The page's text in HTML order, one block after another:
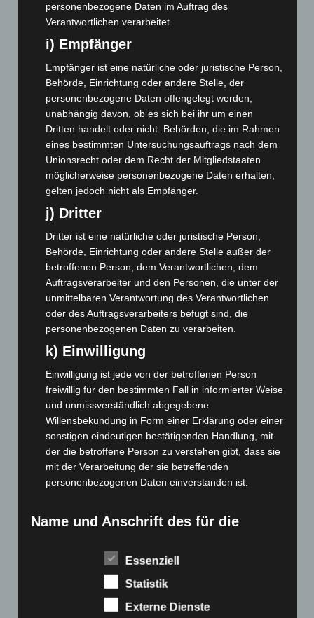
Mai 2023(139)
März 2023
(174)
Februar 2023(154)
Januar 2023(140)
Dezember 2022(130)
November 2022
(167)
Oktober 2022(166)
September 2022(205)
Juli 2022(133)
Juni 2022(167)
Mai 2022(177)
April 2022(198)
März 2022 (221)
Februar 2022(189)
Januar 2022(190)
Dezember 2021(204)
November 2021 (215)
Oktober 2021(171)
September 2021(180)
August 2021(154)
Juli 2021 (213)
Mai 2021(200)
personenbezogene Daten im Auftrag des
Verantwortlichen verarbeitet.
i) Empfänger
Empfänger ist eine natürliche oder juristische Person,
Behörde, Einrichtung oder andere Stelle, der
personenbezogene Daten offengelegt werden,
unabhängig davon, ob es sich bei ihr um einen
Dritten handelt oder nicht. Behörden, die im Rahmen
eines bestimmten Untersuchungsauftrags nach dem
Unionsrecht oder dem Recht der Mitgliedstaaten
möglicherweise personenbezogene Daten erhalten,
gelten jedoch nicht als Empfänger.
j) Dritter
Dritter ist eine natürliche oder juristische Person,
Behörde, Einrichtung oder andere Stelle außer der
betroffenen Person, dem Verantwortlichen, dem
Auftragsverarbeiter und den Personen, die unter der
unmittelbaren Verantwortung des Verantwortlichen
oder des Auftragsverarbeiters befugt sind, die
personenbezogenen Daten zu verarbeiten.
k) Einwilligung
Einwilligung ist jede von der betroffenen Person
freiwillig für den bestimmten Fall in informierter Weise
und unmissverständlich abgegebene
Willensbekundung in Form einer Erklärung oder einer
sonstigen eindeutigen bestätigenden Handlung, mit
der die betroffene Person zu verstehen gibt, dass sie
mit der Verarbeitung der sie betreffenden
personenbezogenen Daten einverstanden ist.
Name und Anschrift des für die
Verantwortlicher im Sinne der Datenschutz-
Grundverordnung, sonstiger in den Mitgliedstaaten der
Europäischen Union geltenden Datenschutzgesetze und
anderer Bestimmungen mit datenschutzrechtlichem
Essenziell
Statistik
Externe Dienste